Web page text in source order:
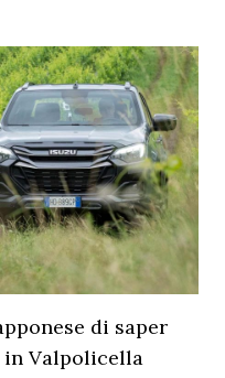
di saper
in Valpolicella